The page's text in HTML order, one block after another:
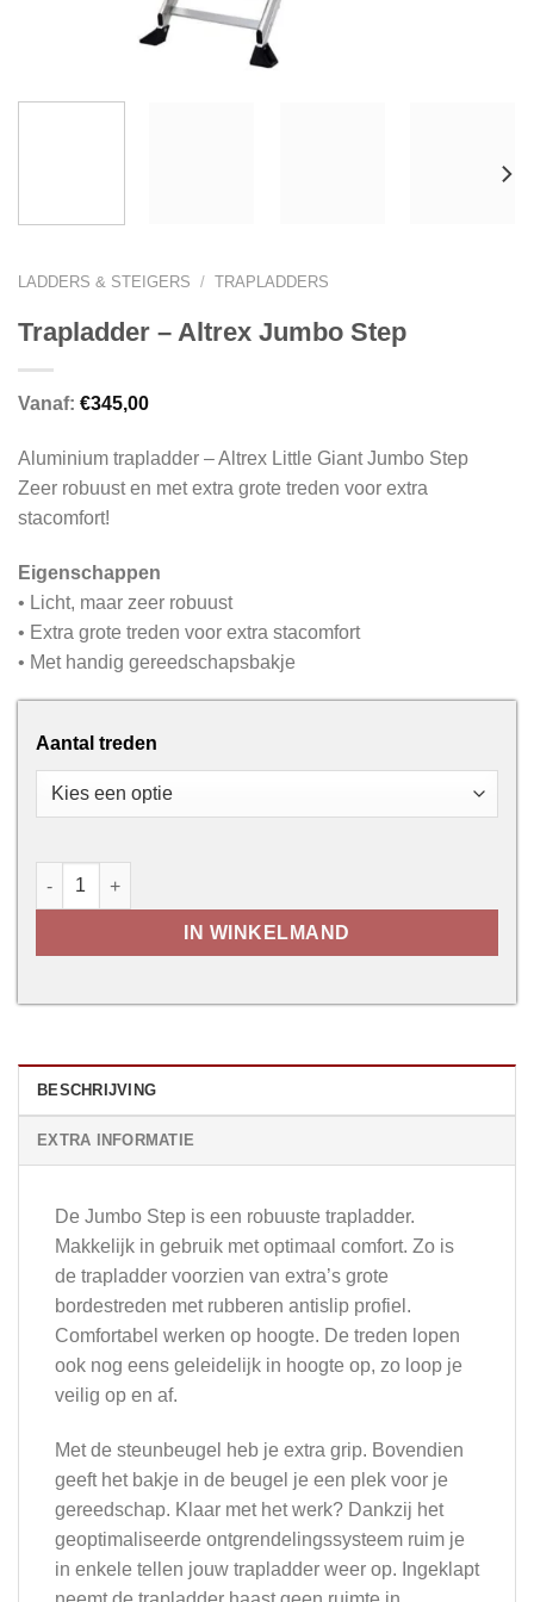
LADDERS & STEIGERS / TRAPLADDERS
Trapladder – Altrex Jumbo Step
Vanaf: €345,00
Aluminium trapladder – Altrex Little Giant Jumbo Step
Zeer robuust en met extra grote treden voor extra
stacomfort!
Eigenschappen
• Licht, maar zeer robuust
• Extra grote treden voor extra stacomfort
• Met handig gereedschapsbakje
Aantal treden
Trapladder - Altrex Jumbo Step aantal
IN WINKELMAND
BESCHRIJVING
EXTRA INFORMATIE
De Jumbo Step is een robuuste trapladder.
Makkelijk in gebruik met optimaal comfort. Zo is
de trapladder voorzien van extra’s grote
bordestreden met rubberen antislip profiel.
Comfortabel werken op hoogte. De treden lopen
ook nog eens geleidelijk in hoogte op, zo loop je
veilig op en af.
Met de steunbeugel heb je extra grip. Bovendien
geeft het bakje in de beugel je een plek voor je
gereedschap. Klaar met het werk? Dankzij het
geoptimaliseerde ontgrendelingssysteem ruim je
in enkele tellen jouw trapladder weer op. Ingeklapt